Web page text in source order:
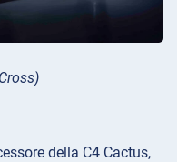
della C4 Cactus,